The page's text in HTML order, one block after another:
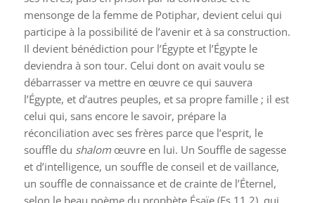
mensonge de la femme de Potiphar, devient celui qui
participe à la possibilité de l’avenir et à sa construction.
Il devient bénédiction pour l’Égypte et l’Égypte le
deviendra à son tour. Celui dont on avait voulu se
débarrasser va mettre en œuvre ce qui sauvera
l’Égypte, et d’autres peuples, et sa propre famille ; il est
celui qui, sans encore le savoir, prépare la
réconciliation avec ses frères parce que l’esprit, le
souffle du shalomœuvre en lui. Un Souffle de sagesse
et d’intelligence, un souffle de conseil et de vaillance,
un souffle de connaissance et de crainte de l’Éternel,